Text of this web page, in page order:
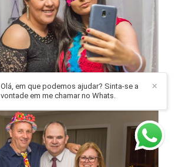
✕
Olá, em que podemos ajudar? Sinta-se a
vontade em me chamar no Whats.